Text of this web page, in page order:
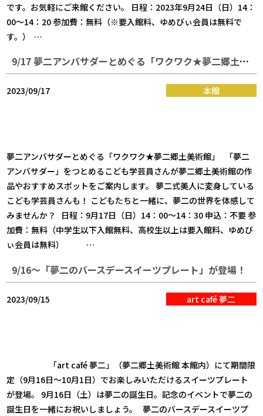
です。お気軽にご来館ください。 日程：2023年9月24日（日）14：
00～14：20 参加費：無料（※要入館料、ゆめびぃ会員は無料で
す。） …
9/17 夢二アンバサダーとめぐる「ワクワク★夢二郷土美術館」
2023/09/17 本館
夢二アンバサダーとめぐる「ワクワク★夢二郷土美術館」 「夢二
アンバサダー」をつとめるこども学芸員さんが夢二郷土美術館の作
品やおすすめスポットをご案内します。 夢二式美人に変身している
こども学芸員さんも！ こどもたちと一緒に、夢二の世界を体感して
みませんか？ 日程：9月17日（日）14：00～14：30 申込：不要 参
加費：無料（中学生以下入館無料、高校生以上は要入館料、ゆめび
ぃ会員は無料） …
9/16～「夢二のバースデースイーツプレート」が登場！
2023/09/15 art café 夢二
「art café 夢二」（夢二郷土美術館 本館内）にて期間限
定（9月16日～10月1日）でお楽しみいただけるスイーツプレート
が登場。 9月16日（土）は夢二の誕生日。記念のイベントで夢二の
誕生日を一緒にお祝いしましょう。 夢二のバースデースイーツプ